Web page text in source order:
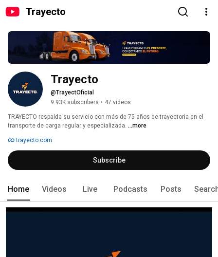
Trayecto
Trayecto
@TrayectOficial
9.93K subscribers • 47 videos
TRAYECTO respalda su servicio con más de 75 años de trayectoria en el
transporte de carga regular y especializada. ...more
trayecto.com
Subscribe
Home Videos Live Podcasts Posts